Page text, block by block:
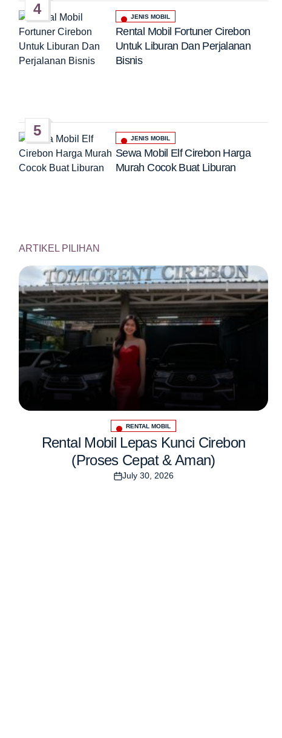
4
Posted
in
JENIS MOBIL
Rental Mobil Fortuner Cirebon
Untuk Liburan Dan Perjalanan
Bisnis
5
Posted
in
JENIS MOBIL
Sewa Mobil Elf Cirebon Harga
Murah Cocok Buat Liburan
ARTIKEL PILIHAN
Posted
in
RENTAL MOBIL
Rental Mobil Lepas Kunci Cirebon
(Proses Cepat & Aman)
Post
July 30, 2026